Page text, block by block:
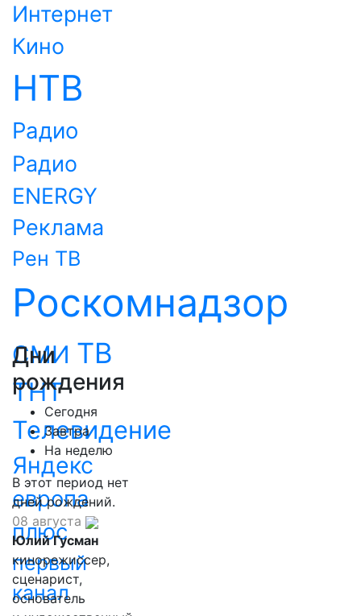
Интернет
Кино
НТВ
Радио
Радио
ENERGY
Реклама
Рен ТВ
Роскомнадзор
СМИ ТВ
ТНТ
Телевидение
Яндекс
европа
плюс
первый
канал
Дни
рождения
Сегодня
Завтра
На неделю
В этот период нет
дней рождений.
08 августа
Юлий Гусман
кинорежиссер,
сценарист,
основатель